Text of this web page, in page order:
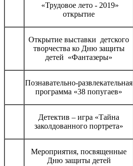
«Трудовое лето - 2019»
открытие
Открытие выставки детского
творчества ко Дню защиты
детей «Фантазеры»
Познавательно-развлекательная
программа «38 попугаев»
Детектив – игра «Тайна
заколдованного портрета»
Мероприятия, посвященные
Дню защиты детей